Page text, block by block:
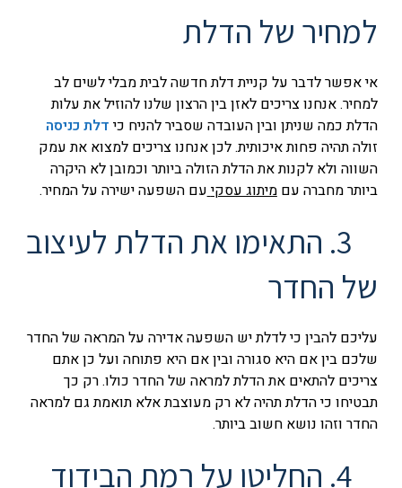
למחיר של הדלת
אי אפשר לדבר על קניית דלת חדשה לבית מבלי לשים לב
למחיר. אנחנו צריכים לאזן בין הרצון שלנו להוזיל את עלות
הדלת כמה שניתן ובין העובדה שסביר להניח כי דלת כניסה
זולה תהיה פחות איכותית. לכן אנחנו צריכים למצוא את עמק
השווה ולא לקנות את הדלת הזולה ביותר וכמובן לא היקרה
ביותר מחברה עםמיתוג עסקיעם השפעה ישירה על המחיר.
3. התאימו את הדלת לעיצוב
של החדר
עליכם להבין כי לדלת יש השפעה אדירה על המראה של החדר
שלכם בין אם היא סגורה ובין אם היא פתוחה ועל כן אתם
צריכים להתאים את הדלת למראה של החדר כולו. רק כך
תבטיחו כי הדלת תהיה לא רק מעוצבת אלא תואמת גם למראה
החדר וזהו נושא חשוב ביותר.
4. החליטו על רמת הבידוד